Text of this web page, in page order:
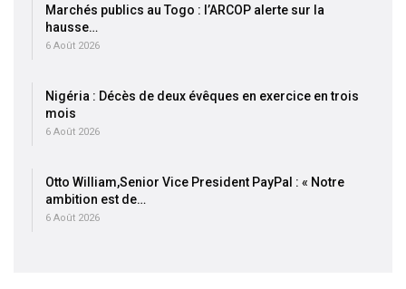
Marchés publics au Togo : l’ARCOP alerte sur la
hausse…
6 Août 2026
Nigéria : Décès de deux évêques en exercice en trois
mois
6 Août 2026
Otto William,Senior Vice President PayPal : « Notre
ambition est de…
6 Août 2026